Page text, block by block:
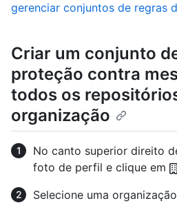
gerenciar conjuntos de regras
Criar um conjunto
proteção contra
todos os
organização
No canto superior direito
foto de perfil e clique em
Selecione uma